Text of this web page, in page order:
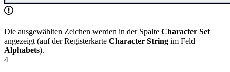
Die ausgewählten Zeichen werden in der Spalte Character Set
angezeigt (auf der Registerkarte Character String im Feld
Alphabets).
4